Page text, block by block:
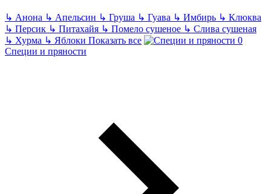
↳ Анона ↳ Апельсин ↳ Груша ↳ Гуава ↳ Имбирь ↳ Клюква
↳ Персик ↳ Питахайя ↳ Помело сушеное ↳ Слива сушеная
↳ Хурма ↳ Яблоки Показать все
Специи и пряности